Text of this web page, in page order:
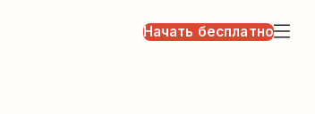
Начать бесплатно